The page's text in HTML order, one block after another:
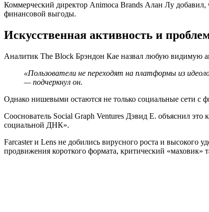
Коммерческий директор Animoca Brands Алан Лу добавил,
финансовой выгоды.
Искусственная активность и
Аналитик The Block Брэндон Кае назвал любую видимую
«Пользователи не переходят на платформы из
— подчеркнул он.
Однако нишевыми остаются не только социальные сети с
Сооснователь Social Graph Ventures Дэвид Е. объяснил
социальной ДНК».
Farcaster и Lens не добились вирусного роста и высокого
продвижения короткого формата, критический «маховик»